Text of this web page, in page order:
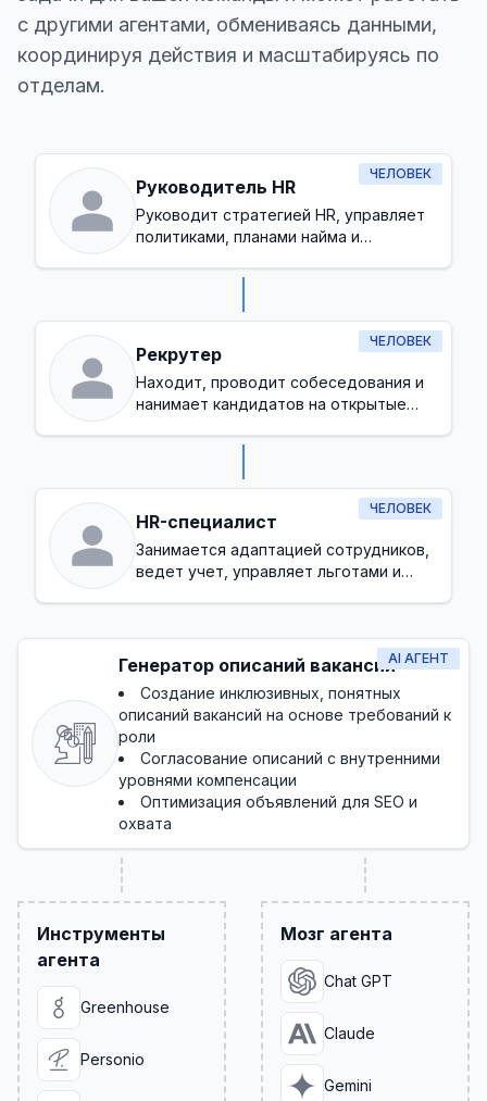
с другими агентами, обмениваясь данными,
координируя действия и масштабируясь по
отделам.
ЧЕЛОВЕК
Руководитель HR
Руководит стратегией HR, управляет
политиками, планами найма и
рабочем месте
ЧЕЛОВЕК
Рекрутер
Находит, проводит собеседования и
нанимает кандидатов на открытые
ЧЕЛОВЕК
HR-специалист
Занимается адаптацией сотрудников,
ведет учет, управляет льготами и
AI АГЕНТ
Генератор описаний вакансий
Создание инклюзивных, понятных
описаний вакансий на основе требований к
роли
Согласование описаний с внутренними
уровнями компенсации
Оптимизация объявлений для SEO и
охвата
Инструменты
агента
Greenhouse
Personio
Мозг агента
Chat GPT
Claude
Gemini